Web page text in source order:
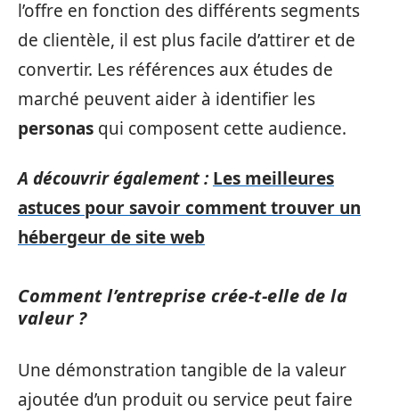
l’offre en fonction des différents segments
de clientèle, il est plus facile d’attirer et de
convertir. Les références aux études de
marché peuvent aider à identifier les
personas qui composent cette audience.
A découvrir également : Les meilleures
astuces pour savoir comment trouver un
hébergeur de site web
Comment l’entreprise crée-t-elle de la
valeur ?
Une démonstration tangible de la valeur
ajoutée d’un produit ou service peut faire